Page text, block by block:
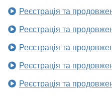
Реєстрація та
Реєстрація та
Реєстрація та
Реєстрація та
Реєстрація та